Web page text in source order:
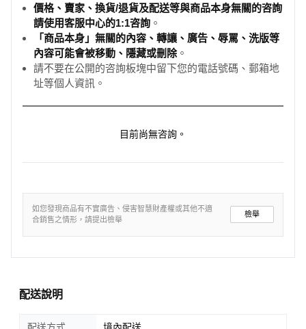
價格、賣家、換貨/退貨及配送等與商品本身無關的咨詢
請使用客服中心的1:1咨詢 。
「商品本身」無關的內容、轉讓、廣告、辱罵、洗版等
內容可能會被移動、隱藏或刪除。
請不要在公開的咨詢板塊中留下您的電話號碼、郵箱地
址等個人資訊。
目前尚無咨詢。
如您發現商品有不實廣告、侵害智慧財產權或其他不適
合銷售之情形，請提出檢舉
檢舉
配送說明
配送方式 境內配送